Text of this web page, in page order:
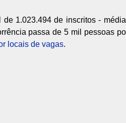
de 1.023.494 de inscritos -
passa de 5 mil pessoas
locais de vagas.